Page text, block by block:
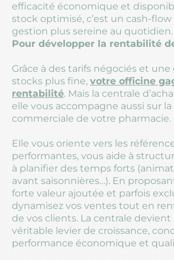
efficacité économique et
stock optimisé, c’est un cash-
gestion plus sereine au quotidien.
Pour développer la rentabilité
Grâce à des tarifs négociés et
stocks plus fine, votre officine
rentabilité. Mais la centrale
elle vous accompagne aussi sur
commerciale de votre pharmacie.
Elle vous oriente vers les
performantes, vous aide à
à planifier des temps forts
avant saisonnières…). En
forte valeur ajoutée et parfois
dynamisez vos ventes tout en
de vos clients. La centrale devient
véritable levier de croissance,
performance économique et